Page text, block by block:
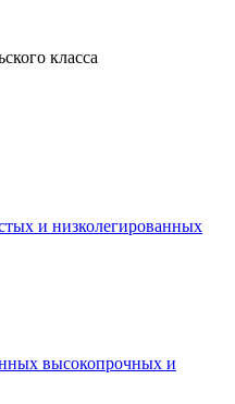
класса
и низколегированных
высокопрочных и